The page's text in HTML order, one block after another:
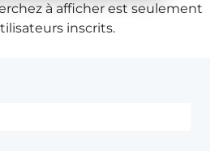
à afficher est seulement
inscrits.